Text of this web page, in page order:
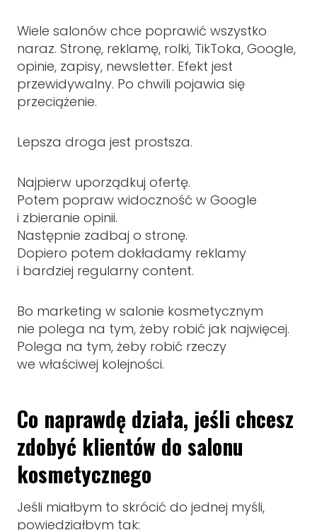
Wiele salonów chce poprawić wszystko
naraz. Stronę, reklamę, rolki, TikToka, Google,
opinie, zapisy, newsletter. Efekt jest
przewidywalny. Po chwili pojawia się
przeciążenie.
Lepsza droga jest prostsza.
Najpierw uporządkuj ofertę.
Potem popraw widoczność w Google
i zbieranie opinii.
Następnie zadbaj o stronę.
Dopiero potem dokładamy reklamy
i bardziej regularny content.
Bo marketing w salonie kosmetycznym
nie polega na tym, żeby robić jak najwięcej.
Polega na tym, żeby robić rzeczy
we właściwej kolejności.
Co naprawdę działa, jeśli chcesz
zdobyć klientów do salonu
kosmetycznego
Jeśli miałbym to skrócić do jednej myśli,
powiedziałbym tak: